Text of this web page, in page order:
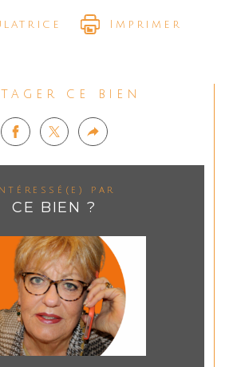
Imprimer
ce bien
Intéressé(e) par
CE BIEN ?